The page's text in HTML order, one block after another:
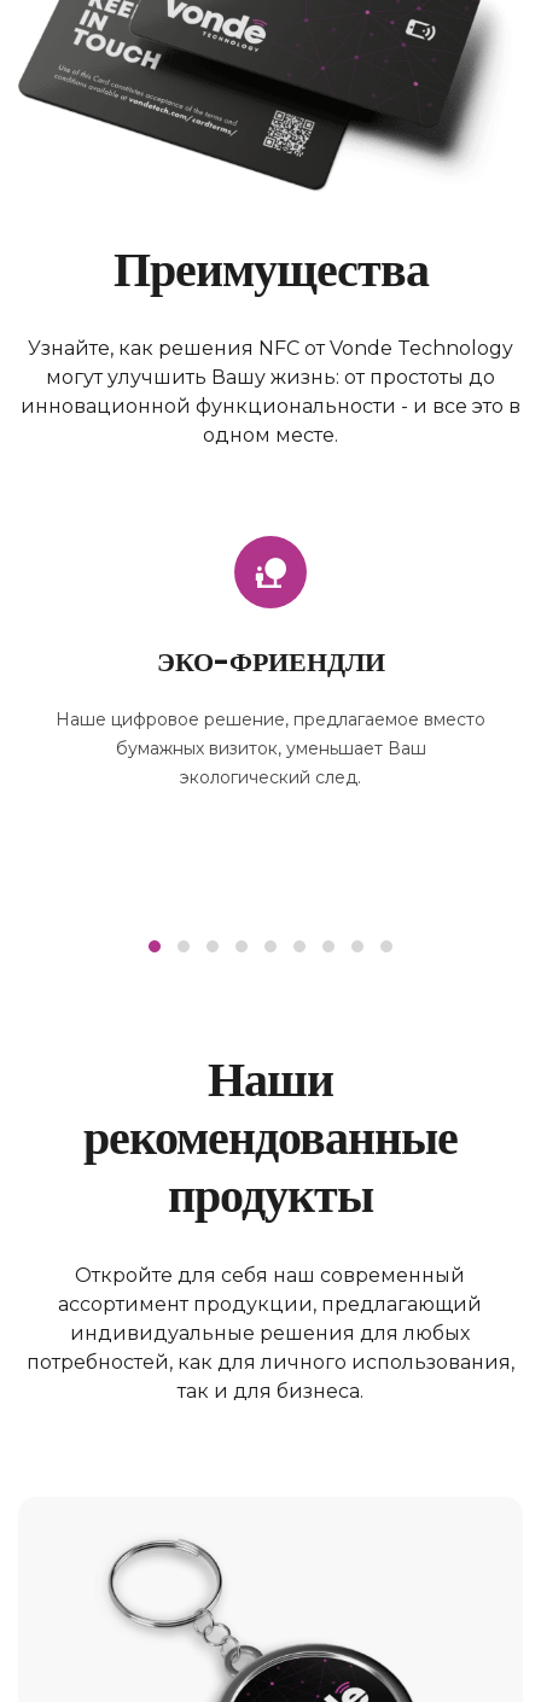
Преимущества
Узнайте, как решения NFC от Vonde Technology
могут улучшить Вашу жизнь: от простоты до
инновационной функциональности - и все это в
одном месте.
ЭКО-ФРИЕНДЛИ
Наше цифровое решение, предлагаемое вместо
бумажных визиток, уменьшает Ваш
экологический след.
Наши
рекомендованные
продукты
Откройте для себя наш современный
ассортимент продукции, предлагающий
индивидуальные решения для любых
потребностей, как для личного использования,
так и для бизнеса.